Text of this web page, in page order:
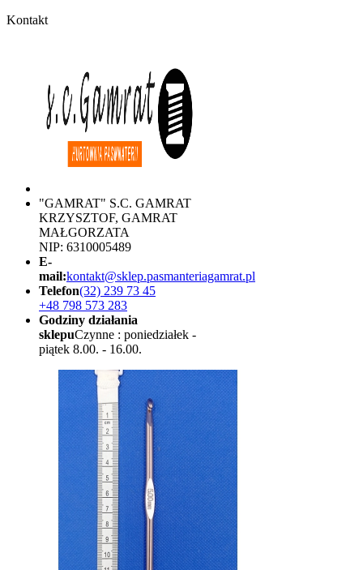
Kontakt
"GAMRAT" S.C. GAMRAT
KRZYSZTOF, GAMRAT
MAŁGORZATA
NIP: 6310005489
E-
mail:kontakt@sklep.pasmanteriagamrat.pl
Telefon(32) 239 73 45
+48 798 573 283
Godziny działania
sklepuCzynne : poniedziałek -
piątek 8.00. - 16.00.